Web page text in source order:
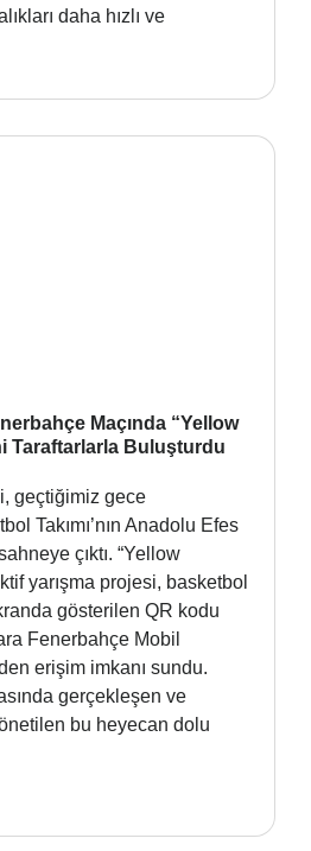
daha hızlı ve
Maçında “Yellow
Taraftarlarla Buluşturdu
geçtiğimiz gece
Takımı’nın Anadolu Efes
çıktı. “Yellow
yarışma projesi, basketbol
gösterilen QR kodu
Fenerbahçe Mobil
erişim imkanı sundu.
gerçekleşen ve
bu heyecan dolu